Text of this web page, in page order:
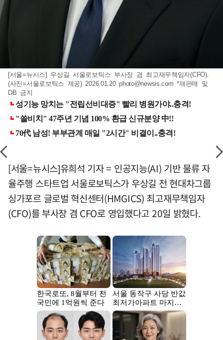
[서울=뉴시스] 우상길 서울로보틱스 부사장 겸 최고재무책임자(CFO).
(사진=서울로보틱스 제공) 2026.01.20photo@newsis.com *재판매 및
DB 금지
[서울=뉴시스]유희석 기자 = 인공지능(AI) 기반 물류 자
율주행 스타트업 서울로보틱스가 우상길 전 현대차그룹
싱가포르 글로벌 혁신센터(HMGICS) 최고재무책임자
(CFO)를 부사장 겸 CFO로 영입했다고 20일 밝혔다.